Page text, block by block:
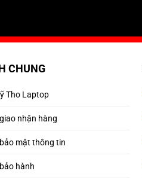
CHUNG
Tho Laptop
nhận hàng
mật thông tin
hành